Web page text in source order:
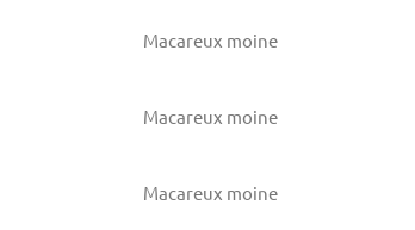
Macareux moine
Macareux moine
Macareux moine